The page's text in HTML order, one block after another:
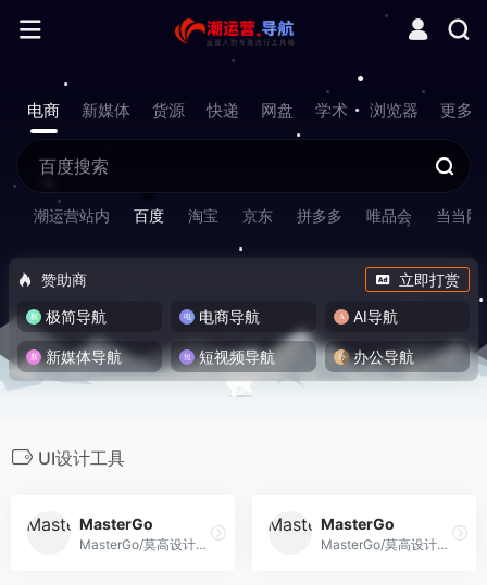
电商 新媒体 货源 快递 网盘 学术 浏览器 更多
潮运营站内 百度 淘宝 京东 拼多多 唯品会 当当网
赞助商
立即打赏
极简导航
电商导航 AI导航
新媒体导航 短视频导航 办公导航
UI设计工具
MasterGo
MasterGo/莫高设计是AI时代企业级产品设计平台，贯穿产品设计研发的全链条在线协作工具,是可协作的在线sketch、国内版figma，提供在线产品设计、原型图制作设计、网页开发设计、产品交互设计、UI和UX设计工具等功能,支持多人实时协作,可快速搭建设计系统,为产品设计师、交互设计师、工程师以及产品经理提供更简单灵活的工作模式。
MasterGo
MasterGo/莫高设计是AI时代企业级产品设计平台，贯穿产品设计研发的全链条在线协作工具,是可协作的在线sketch、国内版figma，提供在线产品设计、原型图制作设计、网页开发设计、产品交互设计、UI和UX设计工具等功能,支持多人实时协作,可快速搭建设计系统,为产品设计师、交互设计师、工程师以及产品经理提供更简单灵活的工作模式。